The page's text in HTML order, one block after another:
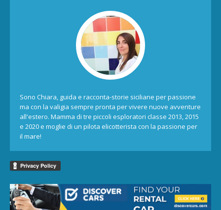
Sono Chiara, guida e racconta-storie siciliane per passione
ma con la valigia sempre pronta per vivere nuove avventure
all'estero. Mamma di tre piccoli esploratori classe 2013, 2015
e 2020 e moglie di un pilota elicotterista con la passione per
il mare!